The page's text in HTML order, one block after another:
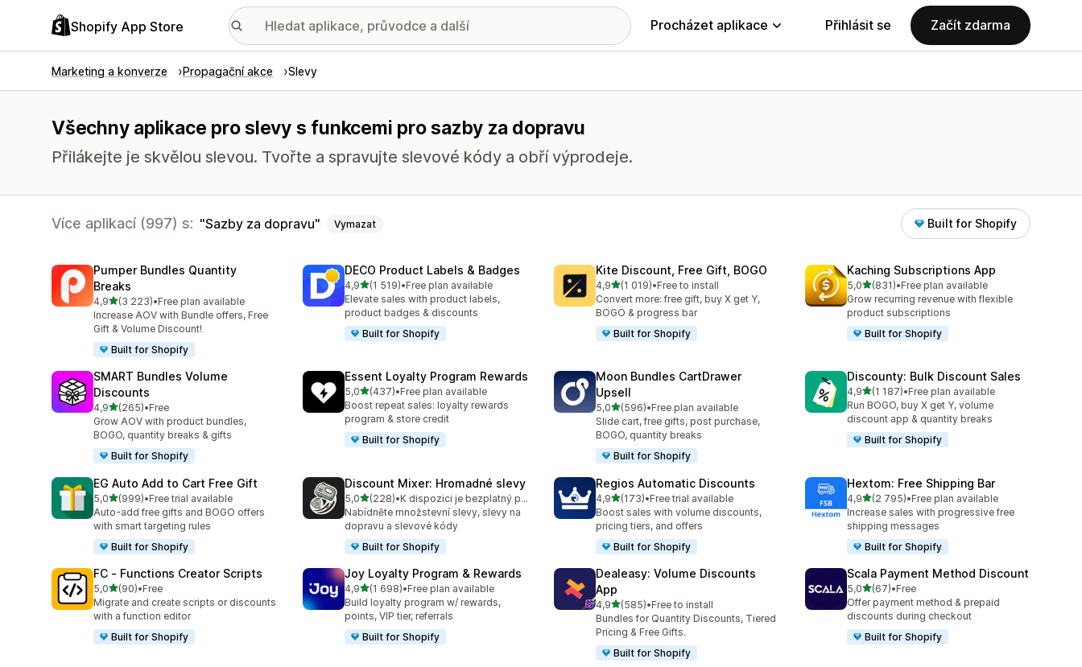
Shopify App Store Procházet aplikace Přihlásit se Začít zdarma
Marketing a konverze Propagační akce Slevy
Všechny aplikace pro slevy s funkcemi pro sazby za dopravu
Přilákejte je skvělou slevou. Tvořte a spravujte slevové kódy a obří výprodeje.
Více aplikací (997) s: Sazby za dopravu Vymazat Built for Shopify
Pumper Bundles Quantity
Breaks
4,9z 5 hvězd
(3 223)
Celkový počet recenzí: 3223
•Free plan available
Increase AOV with Bundle offers, Free
Gift & Volume Discount!
Built for Shopify
DECO Product Labels & Badges
4,9z 5 hvězd
(1 519)
Celkový počet recenzí: 1519
•Free plan available
Elevate sales with product labels,
product badges & discounts
Built for Shopify
Kite Discount, Free Gift, BOGO
4,9z 5 hvězd
(1 019)
Celkový počet recenzí: 1019
•Free to install
Convert more: free gift, buy X get Y,
BOGO & progress bar
Built for Shopify
Kaching Subscriptions App
5,0z 5 hvězd
(831)
Celkový počet recenzí: 831
•Free plan available
Grow recurring revenue with flexible
product subscriptions
Built for Shopify
SMART Bundles Volume
Discounts
4,9z 5 hvězd
(265)
Celkový počet recenzí: 265
•Free
Grow AOV with product bundles,
BOGO, quantity breaks & gifts
Built for Shopify
Essent Loyalty Program Rewards
5,0z 5 hvězd
(437)
Celkový počet recenzí: 437
•Free plan available
Boost repeat sales: loyalty rewards
program & store credit
Built for Shopify
Moon Bundles CartDrawer
Upsell
5,0z 5 hvězd
(596)
Celkový počet recenzí: 596
•Free plan available
Slide cart, free gifts, post purchase,
BOGO, quantity breaks
Built for Shopify
Discounty: Bulk Discount Sales
4,9z 5 hvězd
(1 187)
Celkový počet recenzí: 1187
•Free plan available
Run BOGO, buy X get Y, volume
discount app & quantity breaks
Built for Shopify
EG Auto Add to Cart Free Gift
5,0z 5 hvězd
(999)
Celkový počet recenzí: 999
•Free trial available
Auto-add free gifts and BOGO offers
with smart targeting rules
Built for Shopify
Discount Mixer: Hromadné slevy
5,0z 5 hvězd
(228)
Celkový počet recenzí: 228
•
K dispozici je bezplatný plán
Nabídněte množstevní slevy, slevy na
dopravu a slevové kódy
Built for Shopify
Regios Automatic Discounts
4,9z 5 hvězd
(173)
Celkový počet recenzí: 173
•Free trial available
Boost sales with volume discounts,
pricing tiers, and offers
Built for Shopify
Hextom: Free Shipping Bar
4,9z 5 hvězd
(2 795)
Celkový počet recenzí: 2795
•Free plan available
Increase sales with progressive free
shipping messages
Built for Shopify
FC ‑ Functions Creator Scripts
5,0z 5 hvězd
(90)
Celkový počet recenzí: 90
•Free
Migrate and create scripts or discounts
with a function editor
Built for Shopify
Joy Loyalty Program & Rewards
4,9z 5 hvězd
(1 698)
Celkový počet recenzí: 1698
•Free plan available
Build loyalty program w/ rewards,
points, VIP tier, referrals
Built for Shopify
Dealeasy: Volume Discounts
App
4,9z 5 hvězd
(585)
Celkový počet recenzí: 585
•Free to install
Bundles for Quantity Discounts, Tiered
Pricing & Free Gifts.
Built for Shopify
Scala Payment Method Discount
5,0z 5 hvězd
(67)
Celkový počet recenzí: 67
•Free
Offer payment method & prepaid
discounts during checkout
Built for Shopify